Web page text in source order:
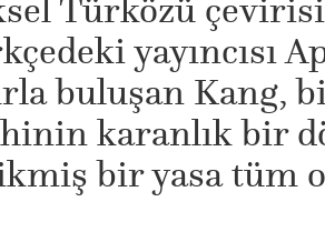
Türközü
yayıncısı
buluşan Kang,
karanlık bir
bir yasa tüm